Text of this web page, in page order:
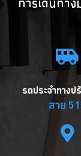
รถประจำทางป
สาย